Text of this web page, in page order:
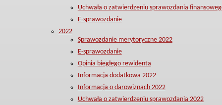
Uchwała o zatwierdzeniu sprawozdania
E-sprawozdanie
2022
Sprawozdanie merytoryczne 2022
E-sprawozdanie
Opinia biegłego rewidenta
Informacja dodatkowa 2022
Informacja o darowiznach 2022
Uchwała o zatwierdzeniu sprawozdania 2022